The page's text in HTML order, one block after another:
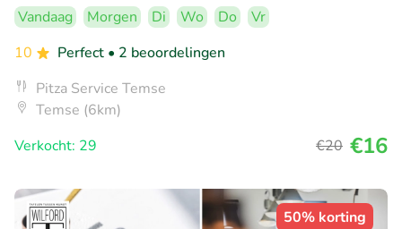
Vandaag Morgen Di Wo Do
Vr
10
Perfect • 2 beoordelingen
Pitza Service Temse
Temse (6km)
Verkocht: 29
€20 €16
50% korting